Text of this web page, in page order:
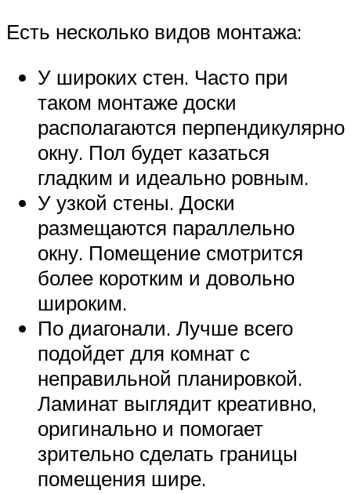
Есть несколько видов монтажа:
У широких стен. Часто при
таком монтаже доски
располагаются перпендикулярно
окну. Пол будет казаться
гладким и идеально ровным.
У узкой стены. Доски
размещаются параллельно
окну. Помещение смотрится
более коротким и довольно
широким.
По диагонали. Лучше всего
подойдет для комнат с
неправильной планировкой.
Ламинат выглядит креативно,
оригинально и помогает
зрительно сделать границы
помещения шире.